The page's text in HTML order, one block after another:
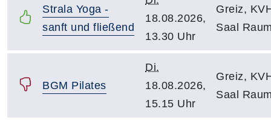
Strala Yoga -
sanft und fließend
18.08.2026,
13.30 Uhr
Greiz,
Saal
BGM Pilates
Di.
18.08.2026,
15.15 Uhr
Greiz,
Saal